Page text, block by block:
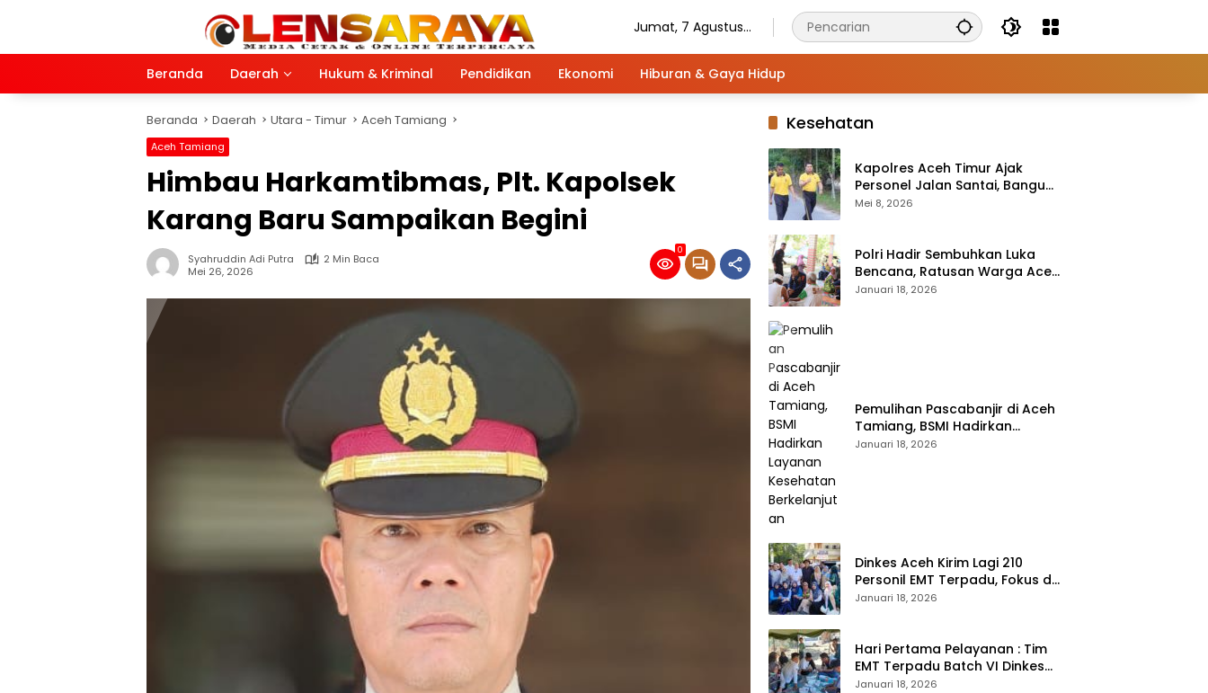
Jumat, 7 Agustus
Beranda
Daerah Hukum & Kriminal Pendidikan Ekonomi Hiburan & Gaya Hidup
Beranda Daerah Utara - Timur Aceh Tamiang
Aceh Tamiang
Himbau Harkamtibmas, Plt. Kapolsek
Karang Baru Sampaikan Begini
Syahruddin Adi Putra
2 Min Baca
Mei 26, 2026
0
Kesehatan
Kapolres Aceh Timur Ajak
Personel Jalan Santai, Bangun
Semangat Sehat dan Solid
Mei 8, 2026
Polri Hadir Sembuhkan Luka
Bencana, Ratusan Warga Aceh
Tengah Terlayani Bakti
Januari 18, 2026
Pemulihan Pascabanjir di Aceh
Tamiang, BSMI Hadirkan
Layanan Kesehatan
Januari 18, 2026
Dinkes Aceh Kirim Lagi 210
Personil EMT Terpadu, Fokus di
Tujuh Kabupaten
Januari 18, 2026
Hari Pertama Pelayanan : Tim
EMT Terpadu Batch VI Dinkes
Aceh Jangkau Wilayah
Januari 18, 2026